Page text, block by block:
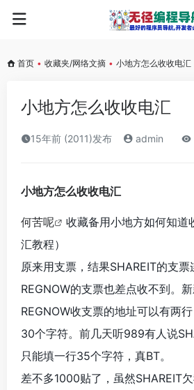
首页 • 收藏夹/网络文摘 • 小地方怎么收收电汇
小地方怎么收收电汇
15年前 (2011)发布 admin
小地方怎么收收电汇
何苦呢
收藏备用小地方如何知道
汇教程）
原来用支票，结果SHAREIT的支票
REGNOW的支票也差点收不到。新
REGNOW收支票的地址可以有两
30个字符。前几天听989有人说
只能填一行35个字符，真BT。
差不多1000贴了，虽然SHAREIT